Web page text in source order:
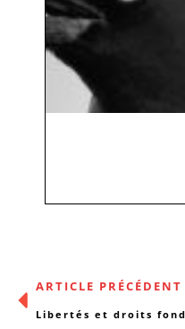
ARTICLE PRÉCÉDENT